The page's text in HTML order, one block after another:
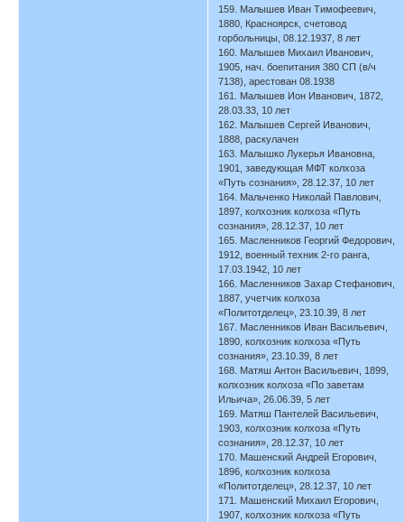
159. Малышев Иван Тимофеевич,
1880, Красноярск, счетовод
горбольницы, 08.12.1937, 8 лет
160. Малышев Михаил Иванович,
1905, нач. боепитания 380 СП (в/ч
7138), арестован 08.1938
161. Малышев Ион Иванович, 1872,
28.03.33, 10 лет
162. Малышев Сергей Иванович,
1888, раскулачен
163. Малышко Лукерья Ивановна,
1901, заведующая МФТ колхоза
«Путь сознания», 28.12.37, 10 лет
164. Мальченко Николай Павлович,
1897, колхозник колхоза «Путь
сознания», 28.12.37, 10 лет
165. Масленников Георгий Федорович,
1912, военный техник 2-го ранга,
17.03.1942, 10 лет
166. Масленников Захар Стефанович,
1887, учетчик колхоза
«Политотделец», 23.10.39, 8 лет
167. Масленников Иван Васильевич,
1890, колхозник колхоза «Путь
сознания», 23.10.39, 8 лет
168. Матяш Антон Васильевич, 1899,
колхозник колхоза «По заветам
Ильича», 26.06.39, 5 лет
169. Матяш Пантелей Васильевич,
1903, колхозник колхоза «Путь
сознания», 28.12.37, 10 лет
170. Машенский Андрей Егорович,
1896, колхозник колхоза
«Политотделец», 28.12.37, 10 лет
171. Машенский Михаил Егорович,
1907, колхозник колхоза «Путь